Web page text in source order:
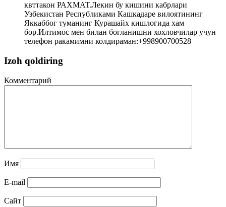
квттакон РАХМАТ.Лекин бу кишини кабрлари
Узбекистан Республиками Кашкадаре вилоятининг
Яккаббог туманинг Курашайх кишлогида хам
бор.Илтимос мен билан богланишни хохловчилар учун
телефон ракамимни колдираман:+998900700528
Izoh qoldiring
Комментарий
Имя
E-mail
Сайт